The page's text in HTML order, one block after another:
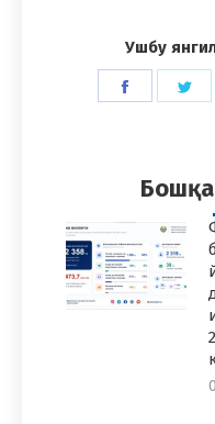
Ушбу
Share